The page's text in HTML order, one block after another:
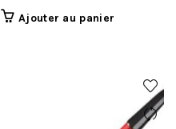
Ajouter au panier